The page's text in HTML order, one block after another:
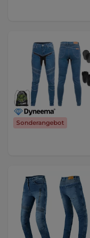
Sonderangebot